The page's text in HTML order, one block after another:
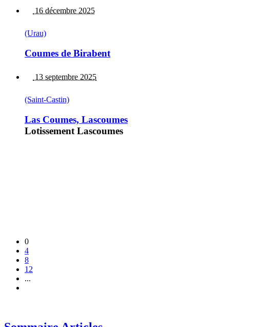
16 décembre 2025
(Urau)
Coumes de Birabent
13 septembre 2025
(Saint-Castin)
Las Coumes, Lascoumes
Lotissement Lascoumes
0
4
8
12
...